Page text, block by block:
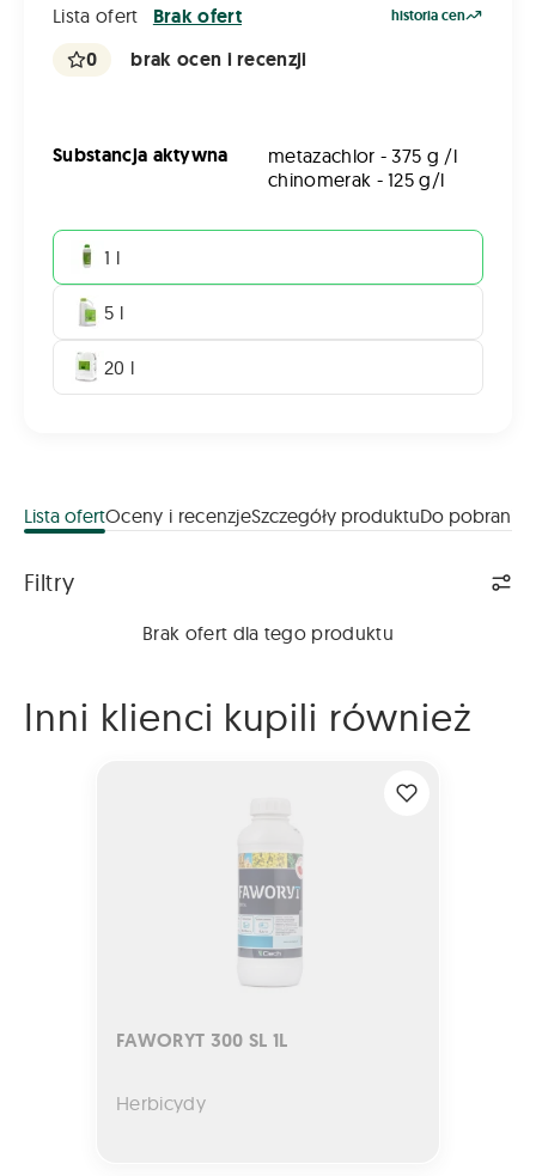
Lista ofert Brak ofert historia cen
0 brak ocen i recenzji
Substancja aktywna
metazachlor - 375 g /l
chinomerak - 125 g/l
1 l
5 l
20 l
Lista ofertOceny i recenzjeSzczegóły produktuDo pobrania
Filtry
Brak ofert dla tego produktu
Inni klienci kupili również
FAWORYT 300 SL 1L
Herbicydy